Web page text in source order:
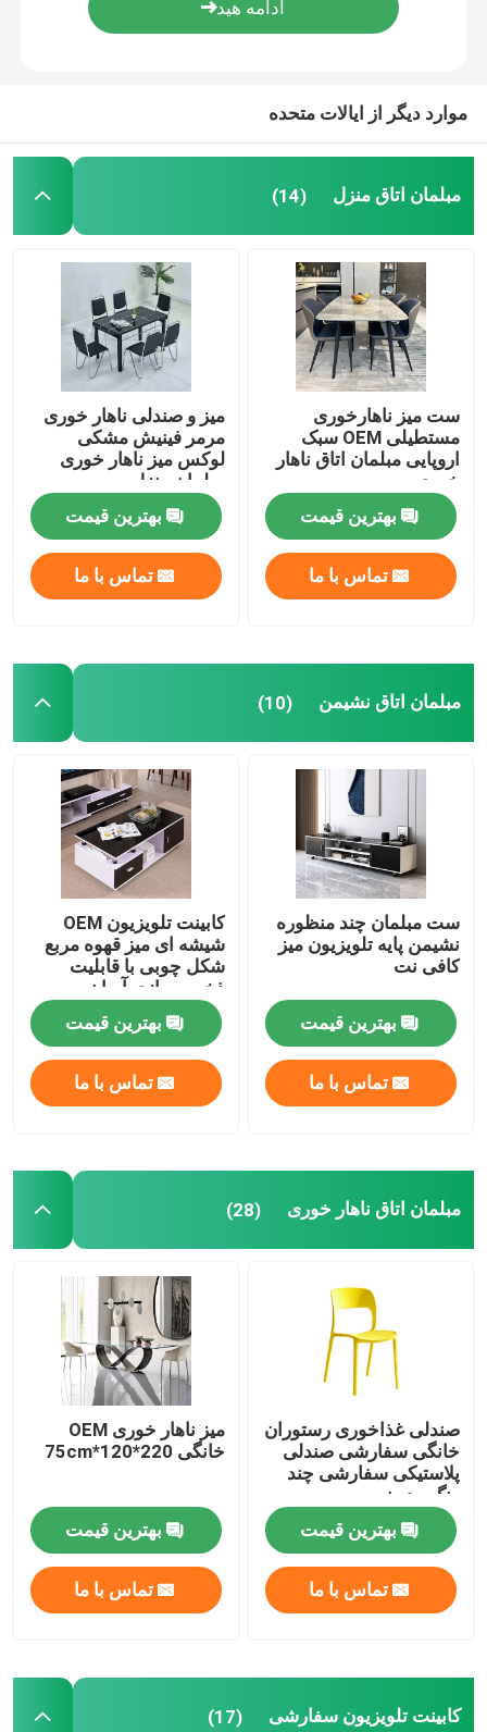
کنترل کیفیت
با ما تماس بگیرید
درخواست نقل قول
مبلمان اتاق منزل
مبلمان اتاق نشیمن
مبلمان اتاق ناهار خوری
کابینت تلویزیون سفارشی
صندلی ناهارخوری Eames
کابینت تلویزیون فریم فلزی
میز سکوریت شیشه ای
میز ناهار خوری مرمر مصنوعی
کابینت میز تلویزیون
موارد دیگر از ایالات متحده
مبلمان اتاق منزل (14)
ست میز ناهارخوری
مستطیلی OEM سبک
اروپایی مبلمان اتاق ناهار
خوری مرمر
بهترین قیمت
تماس با ما
میز و صندلی ناهار خوری
مرمر فینیش مشکی
لوکس میز ناهار خوری
مبلمان منزل
بهترین قیمت
تماس با ما
مبلمان اتاق نشیمن (10)
ست مبلمان چند منظوره
نشیمن پایه تلویزیون میز
کافی نت
بهترین قیمت
تماس با ما
کابینت تلویزیون OEM
شیشه ای میز قهوه مربع
شکل چوبی با قابلیت
ذخیره سازی آسان
بهترین قیمت
تماس با ما
مبلمان اتاق ناهار خوری (28)
صندلی غذاخوری رستوران
خانگی سفارشی صندلی
پلاستیکی سفارشی چند
رنگ مدرن
بهترین قیمت
تماس با ما
میز ناهار خوری OEM
خانگی 220*120*75cm
بهترین قیمت
تماس با ما
کابینت تلویزیون سفارشی (17)